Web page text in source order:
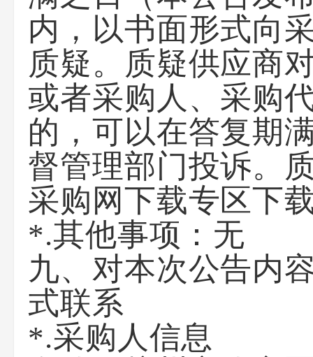
内，以书面形式向
质疑。质疑供应商
或者采购人、采购
的，可以在答复期
督管理部门投诉。
采购网下载专区下
*.其他事项： 无
九、对本次公告内
式联系
*.采购人信息